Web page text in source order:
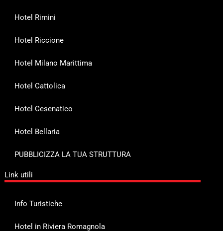
Hotel Rimini
Hotel Riccione
Hotel Milano Marittima
Hotel Cattolica
Hotel Cesenatico
Hotel Bellaria
PUBBLICIZZA LA TUA STRUTTURA
Link utili
Info Turistiche
Hotel in Riviera Romagnola